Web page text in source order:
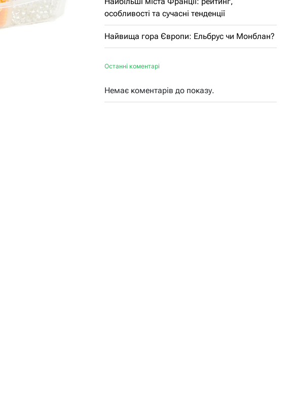
особливості та сучасні тенденції
Найвища гора Європи: Ельбрус чи Монблан?
Останні коментарі
Немає коментарів до показу.